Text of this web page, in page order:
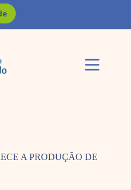
A PRODUÇÃO DE